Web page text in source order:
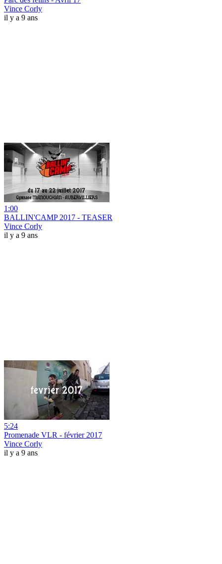
Vince Corly
il y a 9 ans
1:00
BALLIN'CAMP 2017 - TEASER
Vince Corly
il y a 9 ans
5:24
Promenade VLR - février 2017
Vince Corly
il y a 9 ans